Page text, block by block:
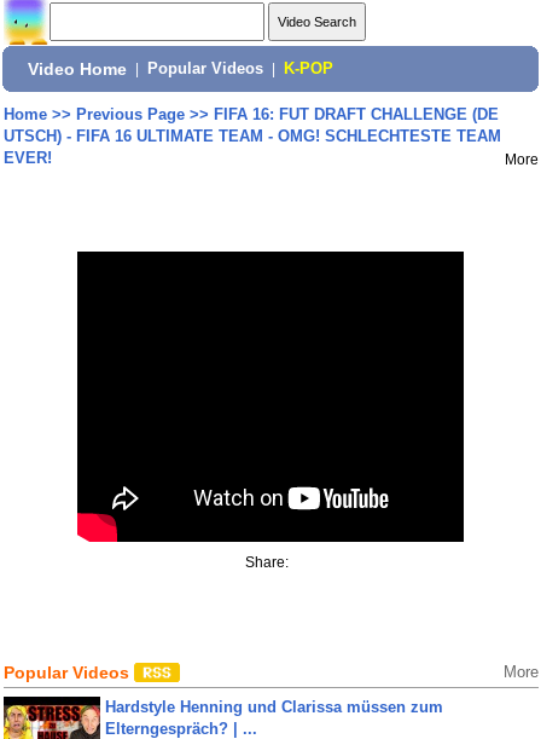
Video Home Popular Videos K-POP
Home>> Previous Page>> FIFA 16: FUT DRAFT CHALLENGE (DE
UTSCH) - FIFA 16 ULTIMATE TEAM - OMG! SCHLECHTESTE TEAM
EVER!
More
Share:
Popular Videos More
Hardstyle Henning und Clarissa müssen zum
Elterngespräch? | ...